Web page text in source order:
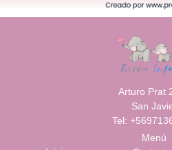
Arturo Prat
San
Tel:
Menú